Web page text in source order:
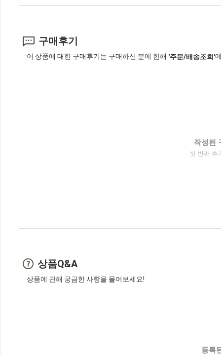
구매후기
이 상품에 대한 구매후기는 구매하신 분에 한해 '주문/배송조회'
작성된
첫 번째 후
상품Q&A
상품에 관해 궁금한 사항을 물어보세요!
등록